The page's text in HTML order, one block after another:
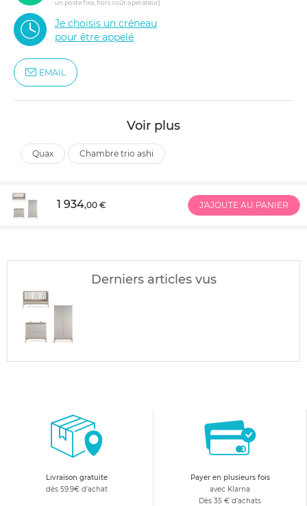
un poste fixe, hors coût opérateur)
Je choisis un créneau
pour être appelé
EMAIL
Voir plus
quax chambre trio ashi
1 934,00 € J'AJOUTE AU PANIER
Derniers articles vus
Livraison gratuite
dès 59.9€ d'achat
Payer en plusieurs fois
avec Klarna
Dès 35 € d'achats